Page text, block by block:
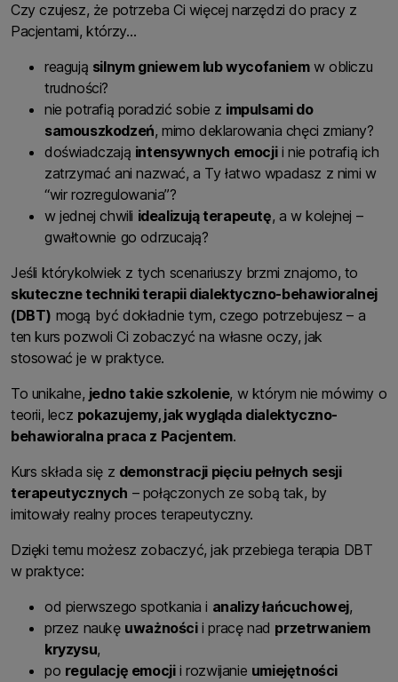
Czy czujesz, że potrzeba Ci więcej narzędzi do pracy z
Pacjentami, którzy…
reagują silnym gniewem lub wycofaniemw obliczu
trudności?
nie potrafią poradzić sobie z impulsami do
samouszkodzeń, mimo deklarowania chęci zmiany?
doświadczają intensywnych emocjii nie potrafią ich
zatrzymać ani nazwać, a Ty łatwo wpadasz z nimi w
“wir rozregulowania”?
w jednej chwili idealizują terapeutę, a w kolejnej –
gwałtownie go odrzucają?
Jeśli którykolwiek z tych scenariuszy brzmi znajomo, to
skuteczne techniki terapii dialektyczno-behawioralnej
(DBT) mogą być dokładnie tym, czego potrzebujesz – a
ten kurs pozwoli Ci zobaczyć na własne oczy, jak
stosować je w praktyce.
To unikalne, jedno takie szkolenie, w którym nie mówimy o
teorii, lecz pokazujemy, jak wygląda dialektyczno-
behawioralna praca z Pacjentem.
Kurs składa się z demonstracji pięciu pełnych sesji
terapeutycznych – połączonych ze sobą tak, by
imitowały realny proces terapeutyczny.
Dzięki temu możesz zobaczyć, jak przebiega terapia DBT
w praktyce:
od pierwszego spotkania i analizy łańcuchowej,
przez naukę uważnościi pracę nad przetrwaniem
kryzysu,
po regulację emocjii rozwijanie umiejętności